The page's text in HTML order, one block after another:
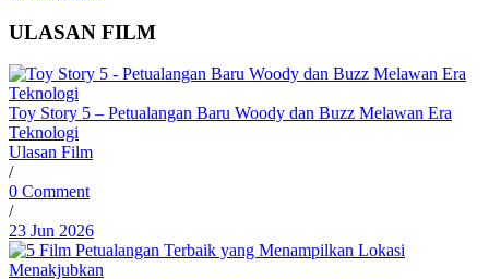
ULASAN FILM
Toy Story 5 – Petualangan Baru Woody dan Buzz Melawan Era
Teknologi
Ulasan Film
/
0 Comment
/
23 Jun 2026